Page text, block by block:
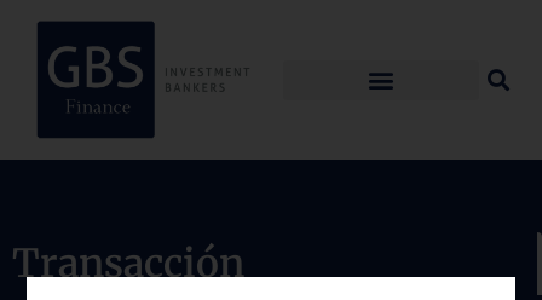
Transacción